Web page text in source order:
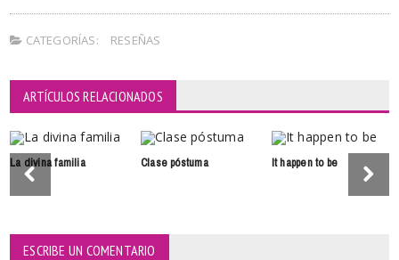
CATEGORÍAS: RESEÑAS
ARTÍCULOS RELACIONADOS
La divina familia Clase póstuma It happen to be
ESCRIBE UN COMENTARIO